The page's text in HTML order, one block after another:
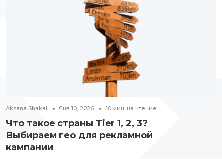
Aksana Shakal Янв 10, 2026 10 мин. на чтение
Что такое страны Tier 1, 2, 3?
Выбираем гео для рекламной
кампании